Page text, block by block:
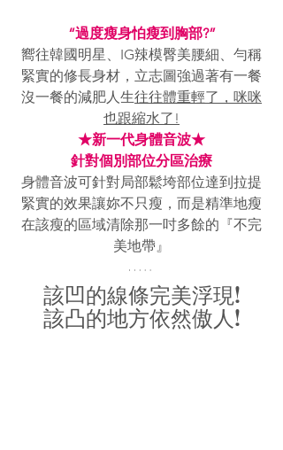
“過度瘦身怕瘦到胸部?”
嚮往韓國明星、IG辣模臀美腰細、勻稱
緊實的修長身材，立志圖強過著有一餐
沒一餐的減肥人生往往體重輕了，咪咪
也跟縮水了!
★新一代身體音波★
針對個別部位分區治療
身體音波可針對局部鬆垮部位達到拉提
緊實的效果讓妳不只瘦，而是精準地瘦
在該瘦的區域清除那一吋多餘的『不完
美地帶』
該凹的線條完美浮現!
該凸的地方依然傲人!